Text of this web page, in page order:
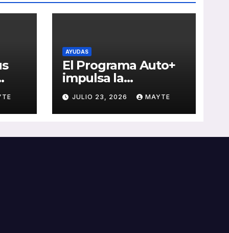
AYUDAS
El Programa Auto+
impulsa la
renovación de flotas
con ayudas a
vehículos eléctricos
JULIO 23, 2026 MAYTE